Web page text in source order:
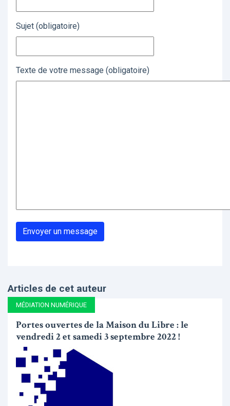
Sujet (obligatoire)
Texte de votre message (obligatoire)
Articles de cet auteur
MÉDIATION NUMÉRIQUE
Portes ouvertes de la Maison du Libre : le
vendredi 2 et samedi 3 septembre 2022 !